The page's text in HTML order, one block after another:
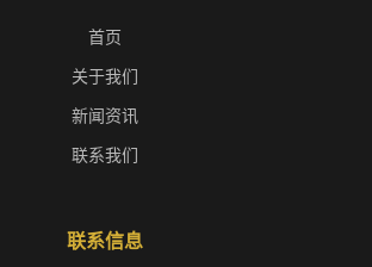
首页
关于我们
新闻资讯
联系我们
联系信息